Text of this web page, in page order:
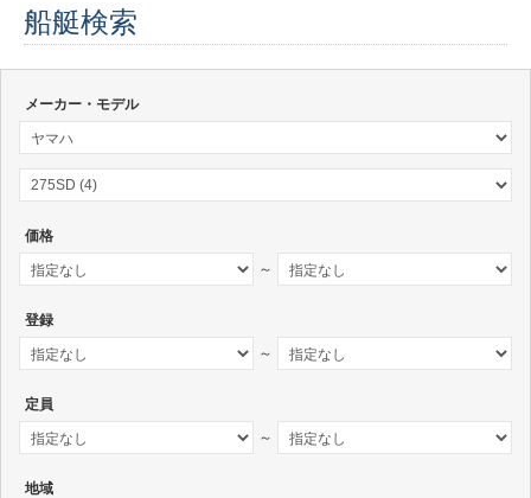
船艇検索
メーカー・モデル
価格
～
登録
～
定員
～
地域